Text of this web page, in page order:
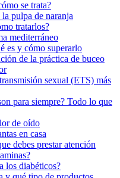
se trata?
pulpa de naranja
tratarlos?
mediterráneo
es y cómo superarlo
de la práctica de buceo
sexual (ETS) más
para siempre? Todo lo que
de oído
en casa
debes prestar atención
los diabéticos?